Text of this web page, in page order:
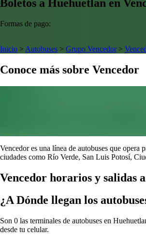
Boletos a Huehuetlan en
Formas de pago:
Inicio > Autobuses > Grupo Vencedor>
Conoce más sobre Vencedor
Vencedor es una línea de autobuses que
ciudades como Río Verde, San Luis Potosí,
Vencedor horarios y salidas
¿A Dónde llegan los
Son 0 las terminales de autobuses en
desde tu celular.